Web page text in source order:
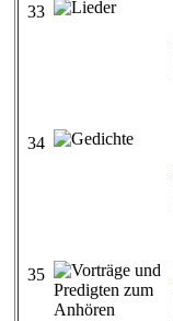
33
34
35